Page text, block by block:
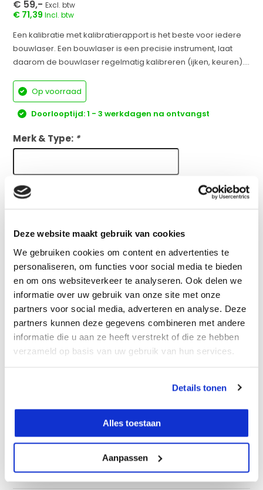
Deze website maakt gebruik van cookies
We gebruiken cookies om content en advertenties te
personaliseren, om functies voor social media te bieden
en om ons websiteverkeer te analyseren. Ook delen we
informatie over uw gebruik van onze site met onze
partners voor social media, adverteren en analyse. Deze
partners kunnen deze gegevens combineren met andere
informatie die u aan ze heeft verstrekt of die ze hebben
verzameld op basis van uw gebruik van hun services.
Details tonen
Alles toestaan
Aanpassen
€ 59,-Excl. btw
€ 71,39Incl. btw
Een kalibratie met kalibratierapport is het beste voor iedere
bouwlaser. Een bouwlaser is een precisie instrument, laat
daarom de bouwlaser regelmatig kalibreren (ijken, keuren)....
Op voorraad
Doorlooptijd: 1 - 3 werkdagen na ontvangst
Merk & Type: *
Bijzonderheden:
volgens onze specialist
Nauwkeurig & Professioneel
incl. kalibratierapport
Snel & Makkelijk geregeld
Vergelijk
Eigenschappen
Specificaties